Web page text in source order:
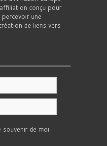
conçu pour
une
de liens vers
souvenir de moi